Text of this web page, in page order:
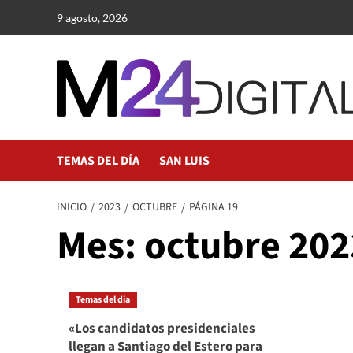
9 agosto, 2026
TEMAS DEL DÍA SAN LUIS
INICIO 2023 OCTUBRE PÁGINA 19
Mes:octubre
Temas del dia
«Los candidatos presidenciales
llegan a Santiago del Estero para